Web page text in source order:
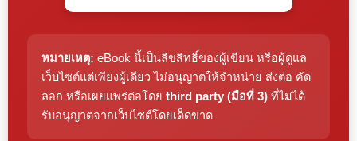
หมายเหตุ: eBook นี้เป็นลิขสิทธิ์ของผู้เขียน หรือผู้ดูแล
เว็บไซต์แต่เพียงผู้เดียว ไม่อนุญาตให้จำหน่าย ส่งต่อ คัด
ลอก หรือเผยแพร่ต่อโดย third party (มือที่ 3) ที่ไม่ได้
รับอนุญาตจากเว็บไซต์โดยเด็ดขาด